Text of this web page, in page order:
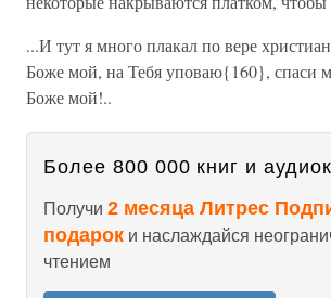
...И тут я много плакал по вере
Боже мой, на Тебя уповаю{160}, спаси
Боже мой!..
Более 800 000 книг и
Получи 2 месяца Литрес
подарок и наслаждайся
чтением